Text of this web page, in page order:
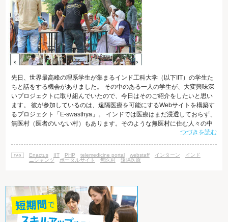
先日、世界最高峰の理系学生が集まるインド工科大学（以下IIT）の学生た
ちと話をする機会がありました。 その中のある一人の学生が、大変興味深
いプロジェクトに取り組んでいたので、今日はそのご紹介をしたいと思い
ます。 彼が参加しているのは、遠隔医療を可能にするWebサイトを構築す
るプロジェクト「E-swasthya」。 インドでは医療はまだ浸透しておらず、
無医村（医者のいない村）もあります。そのような無医村に住む人々の中
には低所得者も多く、水道が整備されていないために病気になりやすい状
住む医者を繋げるために立ち上がりました。彼らはIT技術の力で、人工衛
星を介したインターネットアクセスを可能にし、無医村に医療を届ける手
つづきを読む
Enactus IIT PHP telemedicine portal webstaff インターン
インド
ニシャンツ
ポータルサイト 無医村 遠隔医療